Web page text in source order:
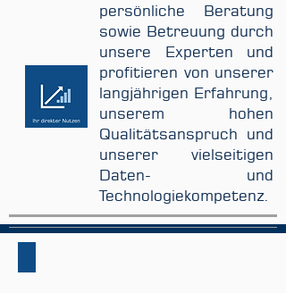
persönliche Beratung
sowie Betreuung durch
unsere Experten und
profitieren von unserer
langjährigen Erfahrung,
unserem hohen
Qualitätsanspruch und
unserer vielseitigen
Daten- und
Technologiekompetenz.